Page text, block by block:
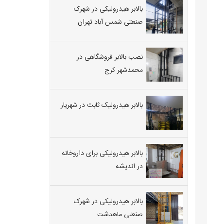
بالابر هیدرولیکی در شهرک
صنعتی شمس آباد تهران
نصب بالابر فروشگاهی در
محمدشهر کرج
بالابر هیدرولیک ثابت در شهریار
بالابر هیدرولیکی برای داروخانه
در اندیشه
بالابر هیدرولیکی در شهرک
صنعتی ماهدشت